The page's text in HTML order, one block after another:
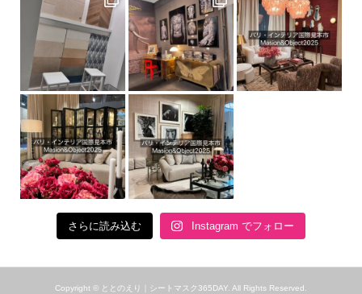
さらに読み込む Instagram でフォロー
Copyright © ととのえり｜シートマスク365DAY. All Rights Reserved.